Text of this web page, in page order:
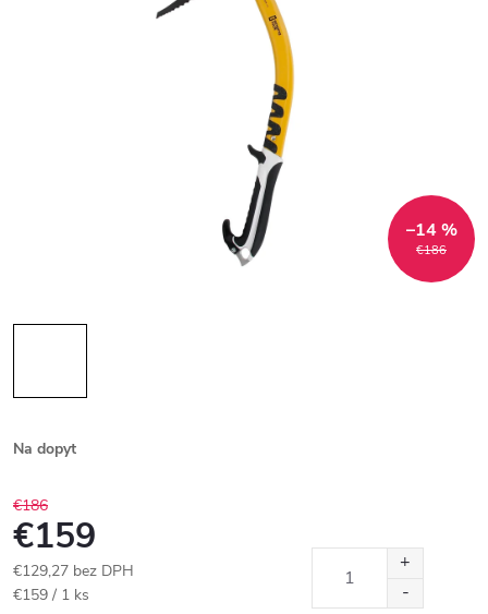
€186
–14 %
Na dopyt
€186
€159
€129,27 bez DPH
Jednotková
€159 / 1 ks